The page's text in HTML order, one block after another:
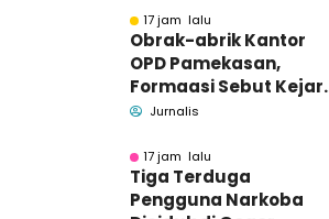
17 jam lalu
Obrak-abrik Kantor
OPD Pamekasan,
Formaasi Sebut Kejari
Pamekasan
Jurnalis
17 jam lalu
Tiga Terduga
Pengguna Narkoba